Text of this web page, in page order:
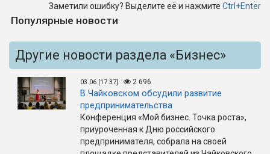
Заметили ошибку? Выделите её и нажмите Ctrl+Enter
Популярные новости
Другие новости раздела «Бизнес»
03.06 [17:37] 2 696
В Чайковском обсудили развитие
предпринимательства
Конференция «Мой бизнес. Точка роста»,
приуроченная к Дню российского
предпринимателя, собрала на своей